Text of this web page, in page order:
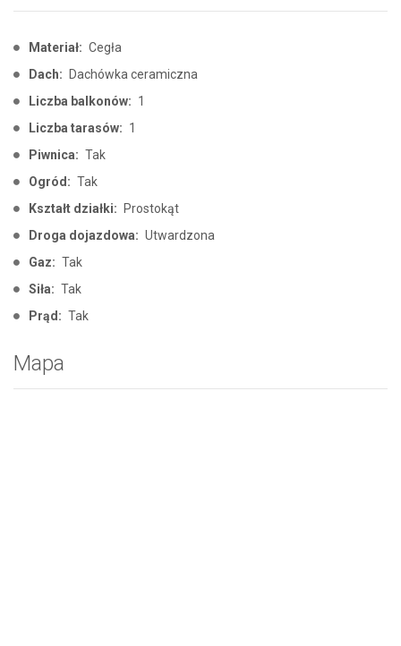
Materiał: Cegła
Dach:
Dachówka ceramiczna
Liczba balkonów: 1
Liczba tarasów: 1
Piwnica: Tak
Ogród: Tak
Kształt działki:
Prostokąt
Droga dojazdowa: Utwardzona
Gaz: Tak
Siła: Tak
Prąd: Tak
Mapa